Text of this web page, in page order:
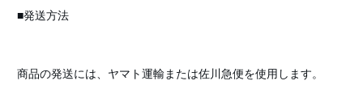
■発送方法
商品の発送には、ヤマト運輸または佐川急便を使用します。